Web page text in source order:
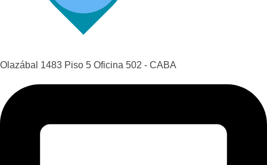
Olazábal 1483 Piso 5 Oficina 502 - CABA